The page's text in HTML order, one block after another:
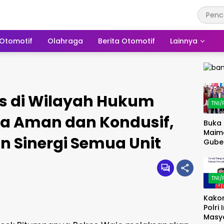
Olahraga Berita Otomotif Lainnya
di Wilayah Hukum
Aman dan Kondusif,
Sinergi Semua Unit
TNI/
TNI/
Polri